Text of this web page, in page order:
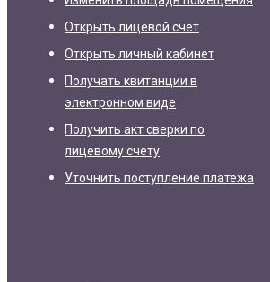
Открыть лицевой счет
Открыть личный кабинет
Получать квитанции в
электронном виде
Получить акт сверки по
лицевому счету
Уточнить поступление платежа